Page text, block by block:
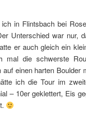
in Flintsbach bei
Unterschied war nur,
er auch gleich ein
mal die schwerste
einen harten Boulder
ich die Tour im
– 10er geklettert, Eis